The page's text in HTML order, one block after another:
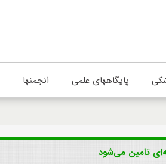
پایگاههای علمی انجمنها